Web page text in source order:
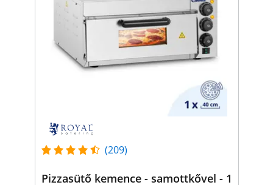
(209)
Pizzasütő kemence - samottkővel - 1